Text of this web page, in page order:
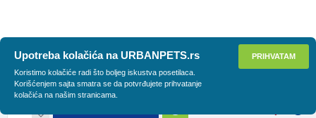
PRIHVATAM
Upotreba kolačića na URBANPETS.rs
Koristimo kolačiće radi što boljeg iskustva posetilaca.
Korišćenjem sajta smatra se da potvrđujete prihvatanje
kolačića na našim stranicama.